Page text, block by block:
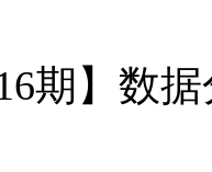
期】 数